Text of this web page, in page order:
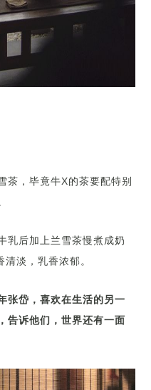
茶，毕竟牛X的茶要配特别
乳后加上兰雪茶慢煮成奶
淡，乳香浓郁。
张岱，喜欢在生活的另一
告诉他们，世界还有一面